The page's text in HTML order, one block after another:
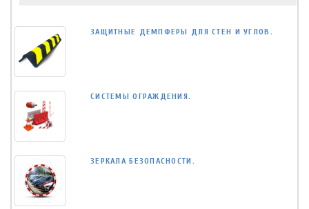
ЗАЩИТНЫЕ ДЕМПФЕРЫ ДЛЯ СТЕН И УГЛОВ.
СИСТЕМЫ ОГРАЖДЕНИЯ.
ЗЕРКАЛА БЕЗОПАСНОСТИ.